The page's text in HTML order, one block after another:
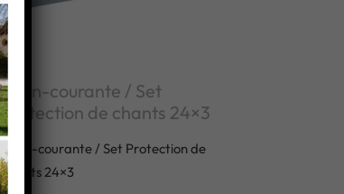
Main-courante / Set
Protection de chants 24×3
Main-courante / Set Protection de
chants 24×3